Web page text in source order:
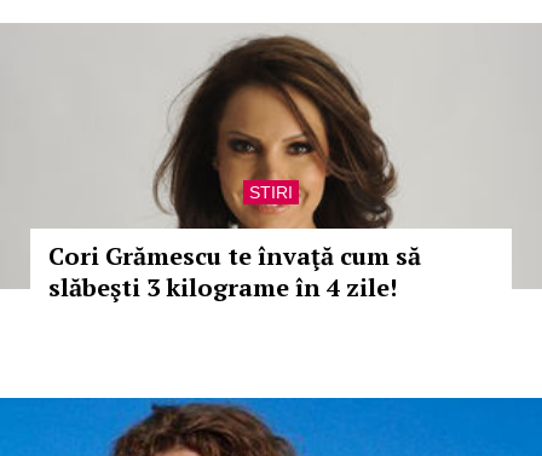
STIRI
Cori Grămescu te învaţă cum să
slăbeşti 3 kilograme în 4 zile!